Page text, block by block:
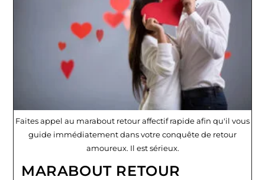
Faites appel au marabout retour affectif rapide afin qu'il vous
guide immédiatement dans votre conquête de retour
amoureux. Il est sérieux.
MARABOUT RETOUR